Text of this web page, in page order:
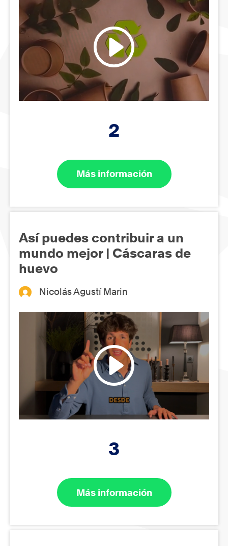
2
Más información
Así puedes contribuir a un
mundo mejor | Cáscaras de
huevo
Nicolás Agustí Marin
3
Más información